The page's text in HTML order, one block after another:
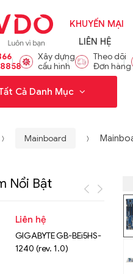
KHUYẾN MẠI
LIÊN HỆ
Xây dựng
cấu hình
Theo dõi
Đơn hàng
Cả Danh Mục
Mainboard
Nổi Bật
Liên hệ
GIGABYTE GB-BEi5HS-
1240 (rev. 1.0)